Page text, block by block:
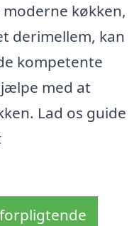
køkken,
derimellem, kan
kompetente
med at
Lad os guide